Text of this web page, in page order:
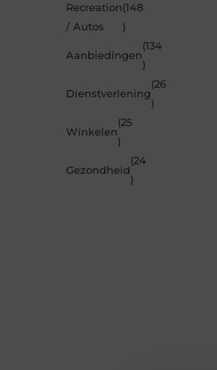
Recreation
/ Autos
(148
)
Aanbiedingen
(134
)
Dienstverlening
(26
)
Winkelen
(25
)
Gezondheid
(24
)